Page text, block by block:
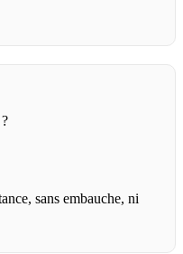
sans embauche, ni